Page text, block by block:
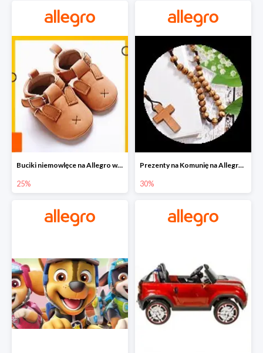
Buciki niemowlęce na Allegro w super cenach
25%
Prezenty na Komunię na Allegro do -30%
30%